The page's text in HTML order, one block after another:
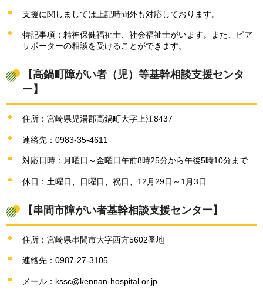
支援に関しましては上記時間外も対応しております。
特記事項：精神保健福祉士、社会福祉士がいます。また、ピア
サポーターの相談を受けることができます。
【高鍋町障がい者（児）等基幹相談支援センタ
ー】
住所：宮崎県児湯郡高鍋町大字上江8437
連絡先：0983-35-4611
対応日時：月曜日～金曜日午前8時25分から午後5時10分まで
休日：土曜日、日曜日、祝日、12月29日～1月3日
【串間市障がい者基幹相談支援センター】
住所：宮崎県串間市大字西方5602番地
連絡先：0987-27-3105
メール：kssc@kennan-hospital.or.jp